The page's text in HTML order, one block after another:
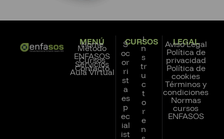
MENÚ
Home
Método
ENFASOS
Cursos
Servicios
Contacto
Aula Virtual
CURSOS
S
oc
or
ri
st
a
es
p
ec
ial
ist
I
n
s
tr
u
c
t
o
r
e
n
LEGAL
Aviso Legal
Política de
privacidad
Política de
cookies
Términos y
condiciones
Normas
cursos
ENFASOS